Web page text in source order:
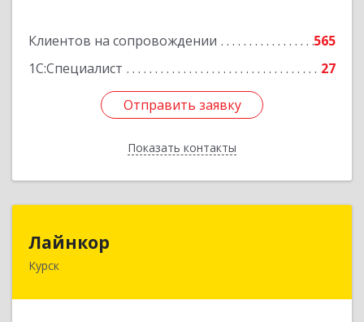
Клиентов на сопровождении
565
1С:Специалист
27
Отправить заявку
Показать контакты
Отправить заявку
Назад
Лайнкор
Курск
305021, Курская обл, Курск г, Победы пр-кт, дом